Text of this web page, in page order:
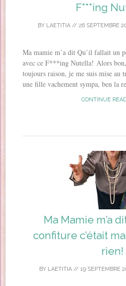
F***ing
BY LAETITIA // 26 SEPTEMBRE
Ma mamie m’a dit Qu’il fallait un
avec ce F***ing Nutella! Alors
toujours raison, je me suis mise au
une fille vachement sympa, ben la
CONTINUE
Ma Mamie m’a
confiture c’était
rien!
BY LAETITIA // 19 SEPTEMBRE